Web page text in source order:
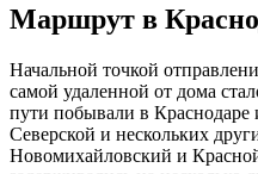
Маршрут в
Начальной точкой
самой удаленной от дома
пути побывали в Краснодаре
Северской и нескольких
Новомихайловский и